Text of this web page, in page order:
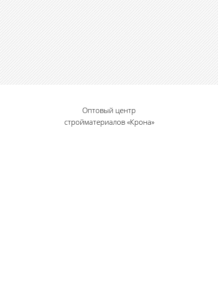
Оптовый центр
стройматериалов «Крона»